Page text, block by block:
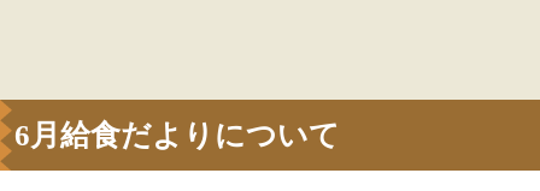
6月給食だよりについて